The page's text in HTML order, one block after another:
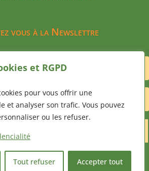
et RGPD
pour vous offrir une
et analyser son trafic. Vous pouvez
ou les refuser.
Tout refuser Accepter tout
vous à la Newslettre
Je m'abonne